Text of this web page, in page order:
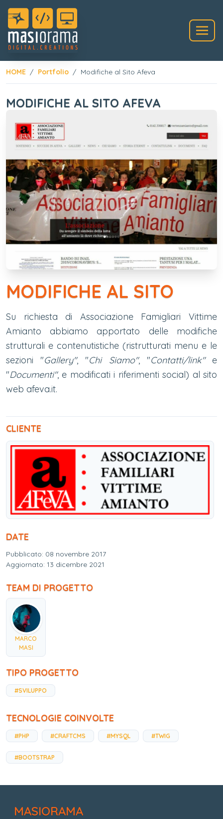
HOME Portfolio Modifiche al Sito Afeva
MODIFICHE AL SITO AFEVA
MODIFICHE AL SITO
Su richiesta di Associazione Famigliari Vittime
Amianto abbiamo apportato delle modifiche
strutturali e contenutistiche (ristrutturati menu e le
sezioni "Gallery", "Chi Siamo", "Contatti/link"e
"Documenti", e modificati i riferimenti social) al sito
web afeva.it.
CLIENTE
DATE
Pubblicato: 08 novembre 2017
Aggiornato: 13 dicembre 2021
TEAM DI PROGETTO
MARCO
MASI
TIPO PROGETTO
#SVILUPPO
TECNOLOGIE COINVOLTE
#PHP #CRAFTCMS #MYSQL #TWIG
#BOOTSTRAP
MASIORAMA